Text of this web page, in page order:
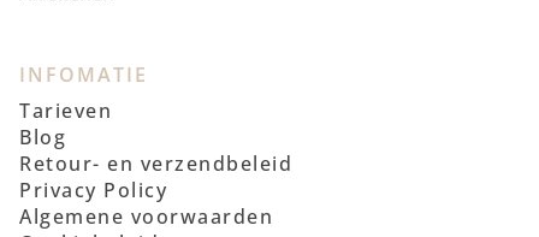
INFOMATIE
Tarieven
Blog
Retour- en verzendbeleid
Privacy Policy
Algemene voorwaarden